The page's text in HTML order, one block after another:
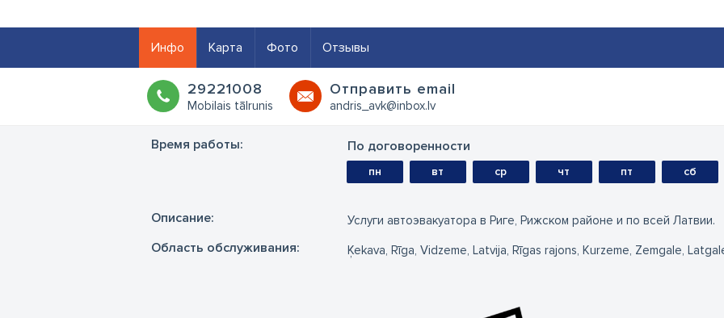
Инфо Карта Фото Отзывы
29221008
Mobilais tālrunis
Oтправить email
andris_avk@inbox.lv
Время работы: По договоренности
пн вт ср чт пт сб
Oписание: Услуги автоэвакуатора в Риге, Рижском районе и по всей Латвии.
Область обслуживания: Ķekava, Rīga, Vidzeme, Latvija, Rīgas rajons, Kurzeme, Zemgale,